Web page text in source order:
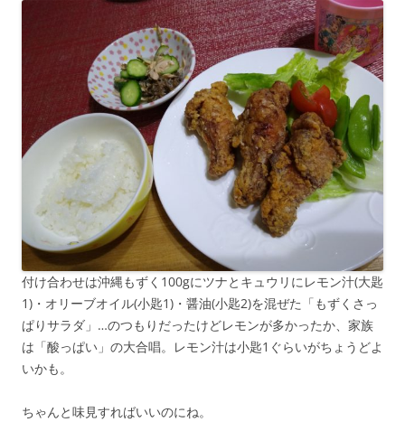
付け合わせは沖縄もずく100gにツナとキュウリにレモン汁(大匙
1)・オリーブオイル(小匙1)・醤油(小匙2)を混ぜた「もずくさっ
ぱりサラダ」…のつもりだったけどレモンが多かったか、家族
は「酸っぱい」の大合唱。レモン汁は小匙1ぐらいがちょうどよ
いかも。
ちゃんと味見すればいいのにね。